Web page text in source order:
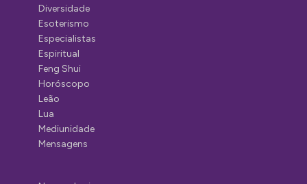
Diversidade
Esoterismo
Especialistas
Espiritual
Feng Shui
Horóscopo
Leão
Lua
Mediunidade
Mensagens